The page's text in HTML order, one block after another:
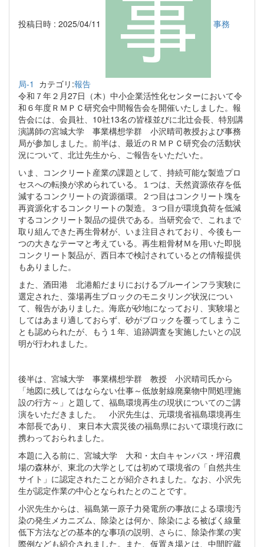
投稿日時 : 2025/04/11 事務
局-1 カテゴリ:報告
令和７年２月27日（木）中小企業活性化センターにおいて令
和６年度ＲＭＰＣ研究会中間報告会を開催いたしました。報
告会には、会員社、10社13名の皆様並びに北辻会長、特別講
演講師の宮城大学 事業構想学群 小沢晴司教授および事務
局が参加しました。前半は、最近のＲＭＰＣ研究会の活動状
況について、北辻先生から、ご報告をいただいた。
いま、コンクリート産業の課題として、持続可能な製造プロ
セスへの転換が求められている。１つは、天然資源依存を低
減するコンクリートの資源循環。２つ目はコンクリート塊を
再資源化するコンクリートの製造。３つ目が環境負荷を低減
するコンクリート製品の提供である。当研究会で、これまで
取り組んできた再生骨材が、いま注目されており、今後も一
つの大きなテーマと考えている。再生粗骨材Ｍを用いた即脱
コンクリート製品が、西日本で検討されているとの情報提供
もありました。
また、酒田港 北港船だまりにおけるブルーインフラ実験に
選定された、藻場再生ブロックのモニタリング状況につい
て、報告がありました。海底が砂地になっており、実験場と
してはあまり適しておらず、砂がブロックを覆ってしまうこ
とも認められたが、もう１年、追跡調査を実施したいとの説
明が行われました。
後半は、宮城大学 事業構想学群 教授 小沢晴司氏から
「地図に残してはならない仕事～低放射線廃棄物中間処理施
設の行方～」と題して、福島環境再生の現状についてのご講
演をいただきました。 小沢先生は、元環境省福島環境再生
本部長であり、 東日本大震災後の福島県において環境行政に
携わっておられました。
本題に入る前に、宮城大学 大和・太白キャンパス・坪沼農
場の森林が、東北の大学としては初めて環境省の「自然共生
サイト」に認定されたことが紹介されました。なお、小沢先
生が認定作業の中心となられたとのことです。
小沢先生からは、福島第一原子力発電所の事故による環境汚
染の発生メカニズム、除染とは何か、除染による被ばく線量
低下方法などの基本的な事項の説明、さらに、除染作業の実
際例なども紹介されました。また、仮置き場とは、中間貯蔵